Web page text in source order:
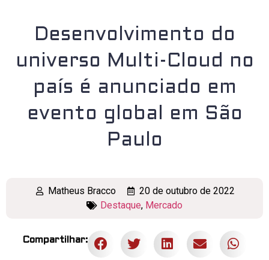
Desenvolvimento do
universo Multi-Cloud no
país é anunciado em
evento global em São
Paulo
Matheus Bracco
20 de outubro de 2022
Destaque, Mercado
Compartilhar: